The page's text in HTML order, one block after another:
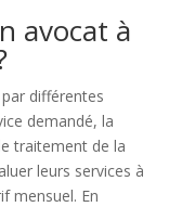
avocat à
différentes
demandé, la
traitement de la
leurs services à
mensuel. En